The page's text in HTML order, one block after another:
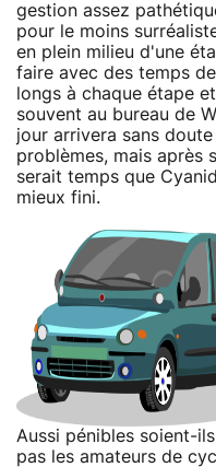
gestion assez
pour le moins
en plein milieu d'une
faire avec des temps
longs à chaque étape
souvent au bureau de
jour arrivera sans
problèmes, mais après
serait temps que
mieux fini.
Aussi pénibles soient-
pas les amateurs de